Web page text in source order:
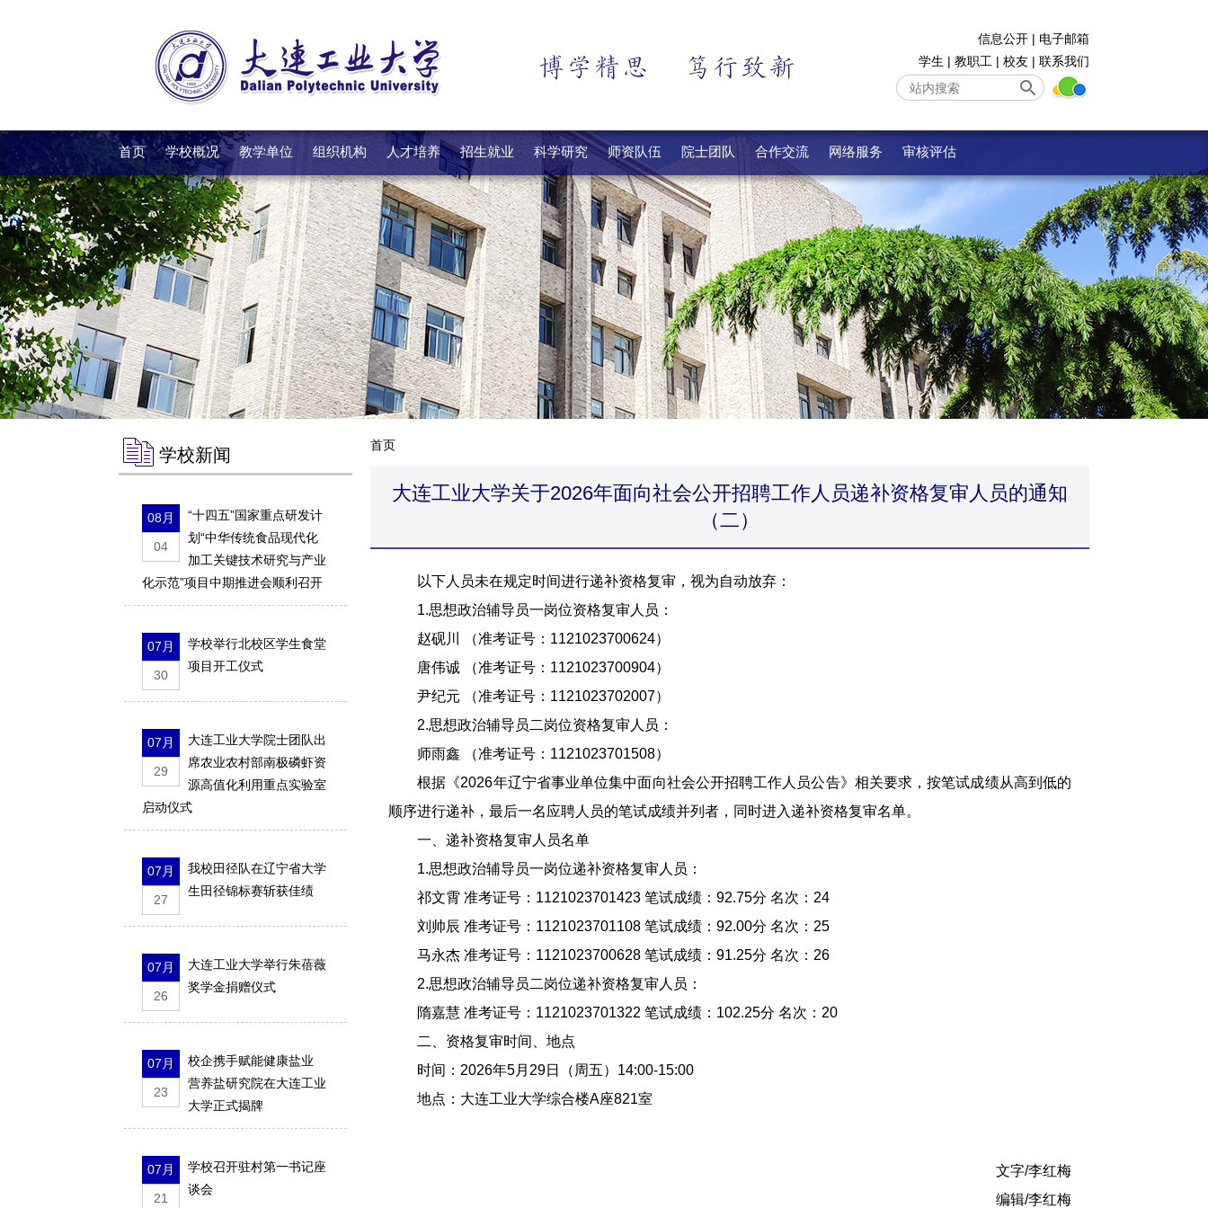
信息公开 | 电子邮箱
学生 | 教职工 | 校友 | 联系我们
首页 学校概况 教学单位 组织机构 人才培养 招生就业 科学研究 师资队伍 院士团队 合作交流 网络服务 审核评估
首页
大连工业大学关于2026年面向社会公开招聘工作人员递补资格复审人员的通知
（二）
以下人员未在规定时间进行递补资格复审，视为自动放弃：
1.思想政治辅导员一岗位资格复审人员：
赵砚川 （准考证号：1121023700624）
唐伟诚 （准考证号：1121023700904）
尹纪元 （准考证号：1121023702007）
2.思想政治辅导员二岗位资格复审人员：
师雨鑫 （准考证号：1121023701508）
根据《2026年辽宁省事业单位集中面向社会公开招聘工作人员公告》相关要求，按笔试成绩从高到低的
顺序进行递补，最后一名应聘人员的笔试成绩并列者，同时进入递补资格复审名单。
一、递补资格复审人员名单
1.思想政治辅导员一岗位递补资格复审人员：
祁文霄 准考证号：1121023701423 笔试成绩：92.75分 名次：24
刘帅辰 准考证号：1121023701108 笔试成绩：92.00分 名次：25
马永杰 准考证号：1121023700628 笔试成绩：91.25分 名次：26
2.思想政治辅导员二岗位递补资格复审人员：
隋嘉慧 准考证号：1121023701322 笔试成绩：102.25分 名次：20
二、资格复审时间、地点
时间：2026年5月29日（周五）14:00-15:00
地点：大连工业大学综合楼A座821室
文字/李红梅
编辑/李红梅
学校新闻
08月
04
“十四五”国家重点研发计
划“中华传统食品现代化
加工关键技术研究与产业
化示范”项目中期推进会顺利召开
07月
30
学校举行北校区学生食堂
项目开工仪式
07月
29
大连工业大学院士团队出
席农业农村部南极磷虾资
源高值化利用重点实验室
启动仪式
07月
27
我校田径队在辽宁省大学
生田径锦标赛斩获佳绩
07月
26
大连工业大学举行朱蓓薇
奖学金捐赠仪式
07月
23
校企携手赋能健康盐业
营养盐研究院在大连工业
大学正式揭牌
07月
21
学校召开驻村第一书记座
谈会